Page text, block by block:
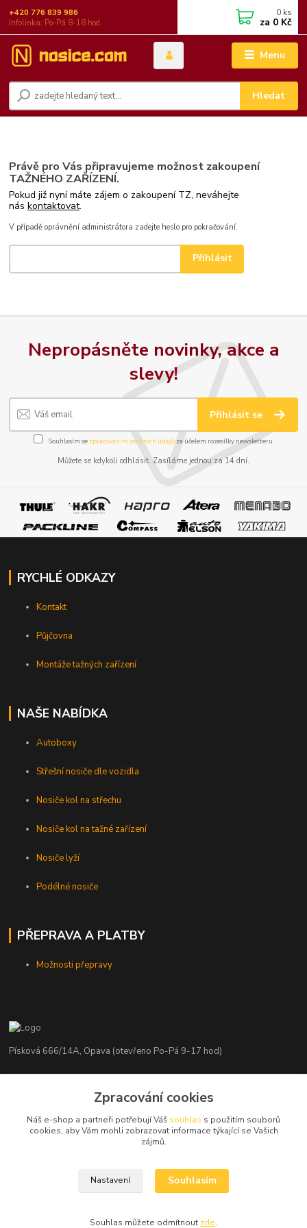
Menu
Hledat
+420 776 839 986
Infolinka: Po-Pá 8-18 hod.
0 ks
za 0 Kč
Právě pro Vás připravujeme možnost zakoupení
TAŽNÉHO ZAŘÍZENÍ.
Pokud již nyní máte zájem o zakoupení TZ, neváhejte
náskontaktovat.
V případě oprávnění administrátora zadejte heslo pro pokračování.
Nepropásněte novinky, akce a
slevy!
Přihlásit se
Souhlasím se zpracováním osobních údajůza účelem rozesílky newsletteru.
Můžete se kdykoli odhlásit. Zasíláme jednou za 14 dní.
RYCHLÉ ODKAZY
Kontakt
Půjčovna
Montáže tažných zařízení
NAŠE NABÍDKA
Autoboxy
Střešní nosiče dle vozidla
Nosiče kol na střechu
Nosiče kol na tažné zařízení
Nosiče lyží
Podélné nosiče
PŘEPRAVA A PLATBY
Možnosti přepravy
Písková 666/14A, Opava (otevřeno Po-Pá 9-17 hod)
+420 776 839 986
info@nosice.com
Zpracování cookies
Náš e-shop a partneři potřebují Váš souhlas s použitím souborů
cookies, aby Vám mohli zobrazovat informace týkající se Vašich
zájmů.
Nastavení Souhlasím
Souhlas můžete odmítnout zde.